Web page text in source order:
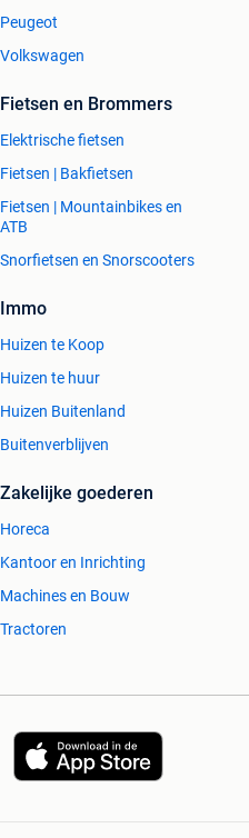
Peugeot
Volkswagen
Fietsen en Brommers
Elektrische fietsen
Fietsen | Bakfietsen
Fietsen | Mountainbikes en
ATB
Snorfietsen en Snorscooters
Immo
Huizen te Koop
Huizen te huur
Huizen Buitenland
Buitenverblijven
Zakelijke goederen
Horeca
Kantoor en Inrichting
Machines en Bouw
Tractoren